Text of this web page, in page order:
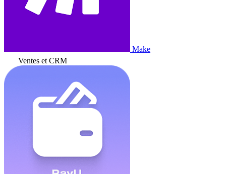
Make
Ventes et CRM